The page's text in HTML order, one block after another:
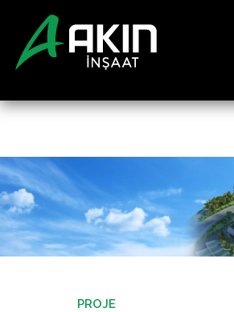
PROJE